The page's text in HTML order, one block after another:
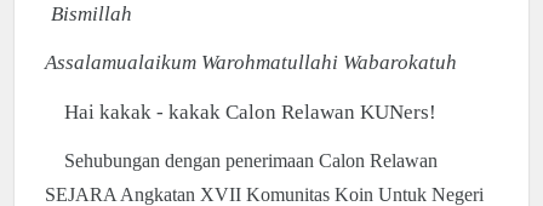
Bismillah
Assalamualaikum Warohmatullahi Wabarokatuh
Hai kakak - kakak Calon Relawan KUNers!
Sehubungan dengan penerimaan Calon Relawan
SEJARA Angkatan XVII Komunitas Koin Untuk Negeri